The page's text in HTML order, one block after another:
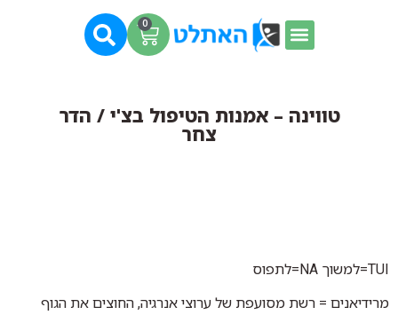
0
טווינה – אמנות הטיפול בצ'י / הדר
צחר
TUI=למשוך NA=לתפוס
מרידיאנים = רשת מסועפת של ערוצי אנרגיה, החוצים את הגוף